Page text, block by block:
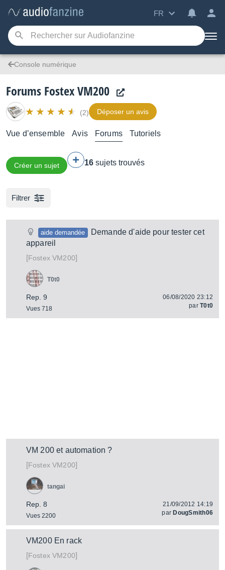
FR
Console numérique
Forums Fostex VM200
(2) Déposer un avis
Vue d’ensemble Avis Forums Tutoriels
Créer un sujet 16 sujets trouvés
Filtrer
aide demandée
Demande d'aide pour tester cet
appareil
[FostexVM200]
Rep. 9
Vues 718
T0t0
06/08/2020 23:12
parT0t0
VM 200 et automation ?
[FostexVM200]
Rep. 8
Vues 2200
tangai
21/09/2012 14:19
par DougSmith06
VM200 En rack
[FostexVM200]